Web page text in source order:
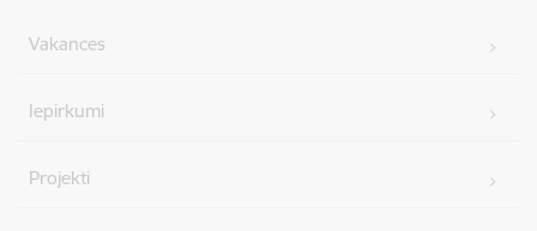
Vakances
Iepirkumi
Projekti